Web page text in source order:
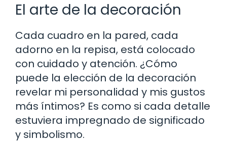
El arte de la decoración
Cada cuadro en la pared, cada
adorno en la repisa, está colocado
con cuidado y atención. ¿Cómo
puede la elección de la decoración
revelar mi personalidad y mis gustos
más íntimos? Es como si cada detalle
estuviera impregnado de significado
y simbolismo.